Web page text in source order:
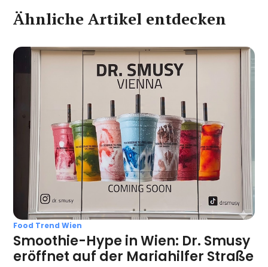
Ähnliche Artikel entdecken
Food Trend Wien
Smoothie-Hype in Wien: Dr. Smusy
eröffnet auf der Mariahilfer Straße